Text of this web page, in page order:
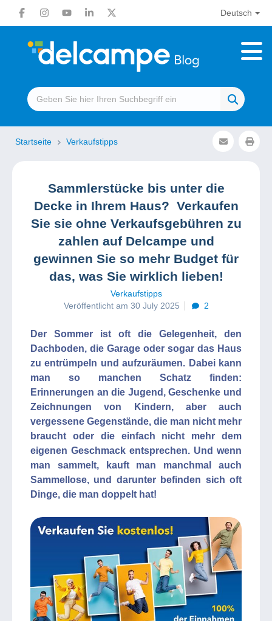
Deutsch
Startseite Verkaufstipps
Sammlerstücke bis unter die
Decke in Ihrem Haus? Verkaufen
Sie sie ohne Verkaufsgebühren zu
zahlen auf Delcampe und
gewinnen Sie so mehr Budget für
das, was Sie wirklich lieben!
Verkaufstipps
Veröffentlicht am 30 July 2025
2
Der Sommer ist oft die Gelegenheit, den
Dachboden, die Garage oder sogar das Haus
zu entrümpeln und aufzuräumen. Dabei kann
man so manchen Schatz finden:
Erinnerungen an die Jugend, Geschenke und
Zeichnungen von Kindern, aber auch
vergessene Gegenstände, die man nicht mehr
braucht oder die einfach nicht mehr dem
eigenen Geschmack entsprechen. Und wenn
man sammelt, kauft man manchmal auch
Sammellose, und darunter befinden sich oft
Dinge, die man doppelt hat!